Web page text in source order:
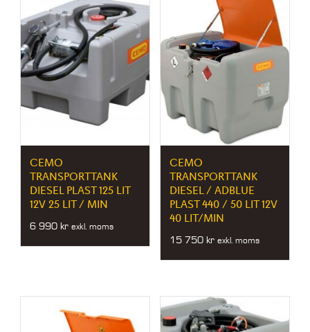
CEMO
TRANSPORTTANK
DIESEL PLAST 125 LIT
12V 25 LIT / MIN
6 990 kr exkl. moms
CEMO
TRANSPORTTANK
DIESEL / ADBLUE
PLAST 440 / 50 LIT 12V
40 LIT/MIN
15 750 kr exkl. moms